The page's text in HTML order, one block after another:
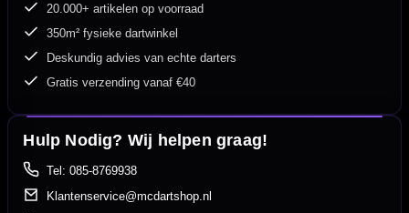
20.000+ artikelen op voorraad
350m² fysieke dartwinkel
Deskundig advies van echte darters
Gratis verzending vanaf €40
Hulp Nodig? Wij helpen graag!
Tel: 085-8769938
Klantenservice@mcdartshop.nl